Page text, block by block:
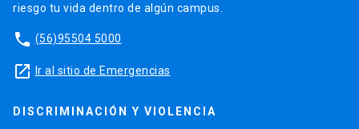
riesgo tu vida dentro de algún campus.
phone (56)95504 5000
launch Ir al sitio de Emergencias
DISCRIMINACIÓN Y VIOLENCIA